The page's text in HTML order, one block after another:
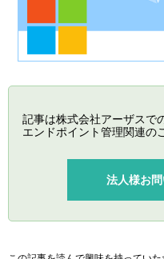
記事は株式会社アーザスで
エンドポイント管理関連の
法人様お